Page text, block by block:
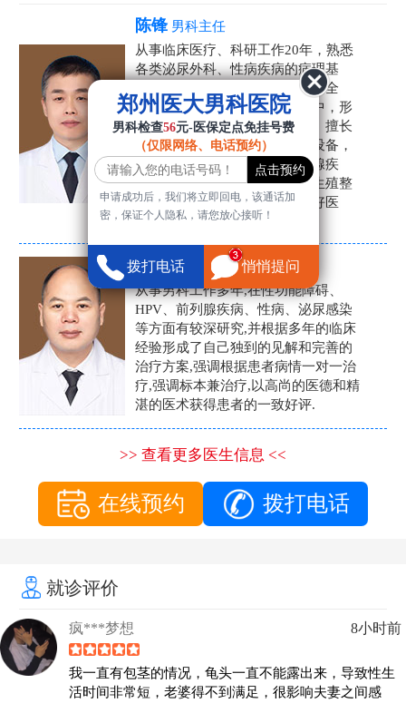
陈锋 男科主任
从事临床医疗、科研工作20年，熟悉
各类泌尿外科、性病疾病的病理基
础，诊断治疗和临床操作，技术全
面。在男科疾病的诊断和诊疗中，形
成了一套独具特色的诊疗方案。擅长
运用国内外先进的医学技术和设备，
科学诊疗各类阳痿早泄、前列腺疾
病、射精障碍、性病、HPV、生殖整
形等疾病，是患者非常信赖的好医
生。
张营富
男科主任
从事男科工作多年,在性功能障碍、
HPV、前列腺疾病、性病、泌尿感染
等方面有较深研究,并根据多年的临床
经验形成了自己独到的见解和完善的
治疗方案,强调根据患者病情一对一治
疗,强调标本兼治疗,以高尚的医德和精
湛的医术获得患者的一致好评.
>> 查看更多医生信息 <<
在线预约 拨打电话
就诊评价
疯***梦想 8小时前
我一直有包茎的情况，龟头一直不能露出来，导致性生
活时间非常短，老婆得不到满足，很影响夫妻之间感
郑州医大男科医院
男科检查56元-医保定点免挂号费
（仅限网络、电话预约）
申请成功后，我们将立即回电，该通话加
密，保证个人隐私，请您放心接听！
拨打电话 悄悄提问